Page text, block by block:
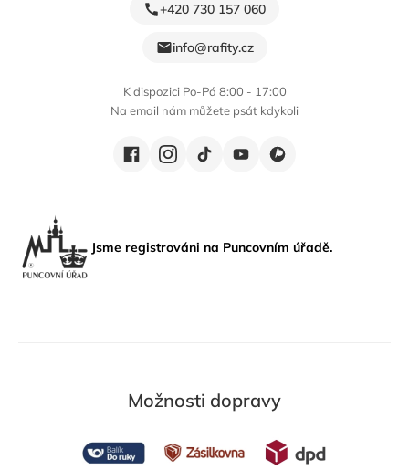
+420 730 157 060
info@rafity.cz
K dispozici Po-Pá 8:00 - 17:00
Na email nám můžete psát kdykoli
Jsme registrováni na Puncovním úřadě.
Možnosti dopravy